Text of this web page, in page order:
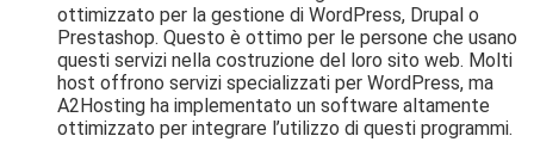
ottimizzato per la gestione di WordPress, Drupal o
Prestashop. Questo è ottimo per le persone che usano
questi servizi nella costruzione del loro sito web. Molti
host offrono servizi specializzati per WordPress, ma
A2Hosting ha implementato un software altamente
ottimizzato per integrare l’utilizzo di questi programmi.